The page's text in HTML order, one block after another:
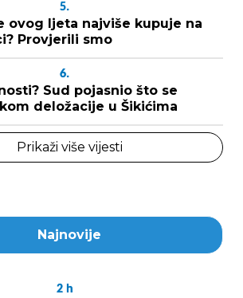
5.
ovog ljeta najviše kupuje na
Provjerili smo
6.
Sud pojasnio što se
deložacije u Šikićima
Prikaži više vijesti
Najnovije
2 h